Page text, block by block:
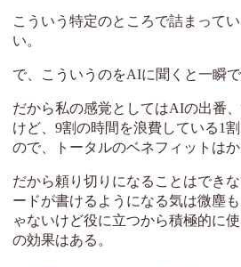
こういう特定のところで詰まって
い。
で、こういうのをAIに聞くと一瞬で
だから私の感覚としてはAIの出番
けど、9割の時間を浪費している1
ので、トータルのベネフィットはか
だから頼り切りになることはでき
ードが書けるようになる気は微塵
ゃないけど役に立つから積極的に
の効果はある。